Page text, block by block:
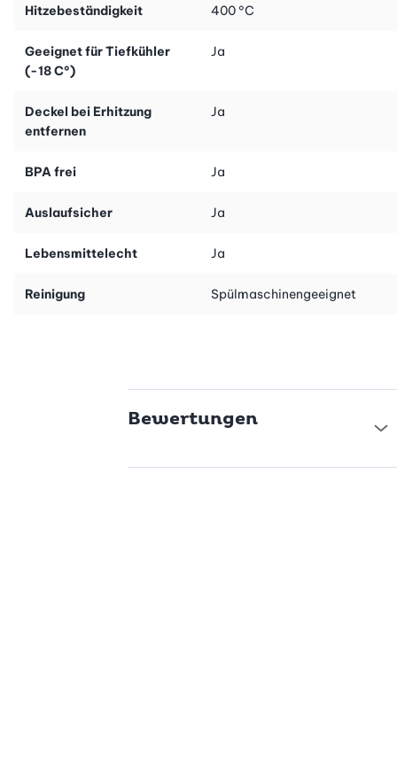
Hitzebeständigkeit 400 °C
Geeignet für Tiefkühler
(-18 C°)
Ja
Deckel bei Erhitzung
entfernen
Ja
BPA frei Ja
Auslaufsicher Ja
Lebensmittelecht Ja
Reinigung Spülmaschinengeeignet
Bewertungen